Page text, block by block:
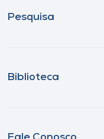
Pesquisa
Biblioteca